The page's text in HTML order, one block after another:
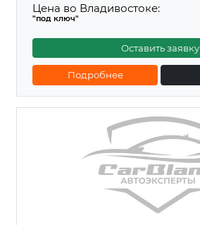
Цена во Владивостоке:
"под ключ"
Оставить заявку
Подробнее